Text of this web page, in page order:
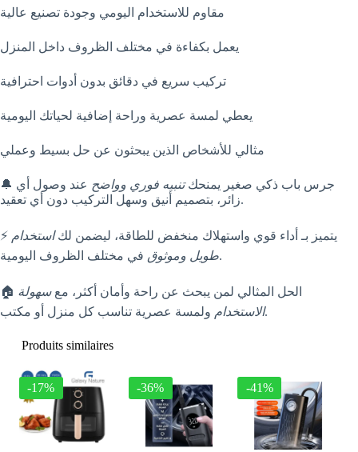
مقاوم للاستخدام اليومي وجودة تصنيع عالية
يعمل بكفاءة في مختلف الظروف داخل المنزل
تركيب سريع في دقائق بدون أدوات احترافية
يعطي لمسة عصرية وراحة إضافية لحياتك اليومية
مثالي للأشخاص الذين يبحثون عن حل بسيط وعملي
🔔 جرس باب ذكي صغير يمنحكتنبيه فوري وواضح عند وصول أي
زائر، بتصميم أنيق وسهل التركيب دون أي تعقيد.
⚡ يتميز بـ أداء قوي واستهلاك منخفض للطاقة، ليضمن لكاستخدام
طويل وموثوقفي مختلف الظروف اليومية.
🏠 الحل المثالي لمن يبحث عن راحة وأمان أكثر، معسهولة
الاستخدامولمسة عصرية تناسب كل منزل أو مكتب.
Produits similaires
-17% -36% -41%